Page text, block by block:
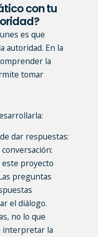
con tu
es que
autoridad. En la
la
tomar
dar respuestas:
este proyecto
preguntas
el diálogo.
no lo que
interpretar la